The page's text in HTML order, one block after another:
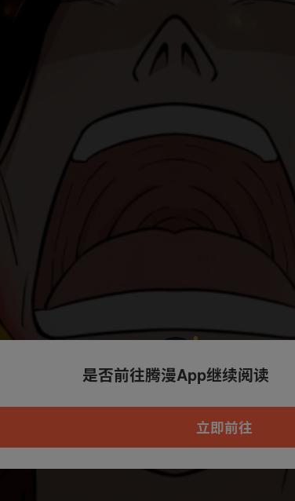
本章节仅支持App阅读，可打开App新用
户7天免费看
是否前往腾漫App继续阅读
立即前往